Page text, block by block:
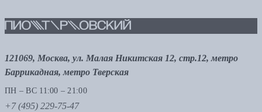
121069, Москва, ул. Малая Никитская 12, стр.12, метро
Баррикадная, метро Тверская
ПН – ВС 11:00 – 21:00
+7 (495) 229-75-47